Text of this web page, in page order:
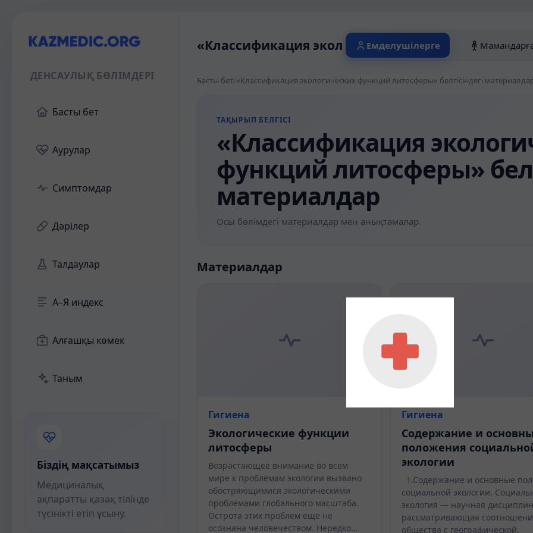
ДЕНСАУЛЫҚ БӨЛІМДЕРІ
Басты бет
Аурулар
Симптомдар
Дәрілер
Талдаулар
А–Я индекс
Алғашқы көмек
Таным
Біздің мақсатымыз
Медициналық
ақпаратты қазақ тілінде
түсінікті етіп ұсыну.
«Классификация экологических функций
Емделушілерге
Басты бет/«Классификация экологических функций литосферы» белгісіндегі
ТАҚЫРЫП БЕЛГІСІ
«Классификация
функций литосферы»
материалдар
Осы бөлімдегі материалдар мен анықтамалар.
Материалдар
Гигиена
Экологические функции
литосферы
Возрастающее внимание во всем
мире к проблемам экологии вызвано
обостряющимися экологическими
проблемами глобального масштаба.
Острота этих проблем еще не
осознана человечеством. Нередко…
Гигиена
Содержание и
положения
экологии
1.Содержание и основные
социальной экологии.
экология — научная
рассматривающая
общества с географической,